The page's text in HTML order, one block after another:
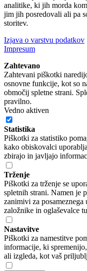
analitike, ki jih morda
jim jih posredovali ali pa
storitev.
Izjava o varstvu podatkov
Impresum
Zahtevano
Zahtevani piškotki
osnovne funkcije, kot so
območij spletne strani.
pravilno.
Vedno aktiven
Statistika
Piškotki za statistiko
kako obiskovalci
zbirajo in javljajo
Trženje
Piškotki za trženje se
spletnih strani. Namen je
zanimivi za
založnike in oglaševalce
Nastavitve
Piškotki za namestitve
informacije, ki
ali izgleda, kot vaš